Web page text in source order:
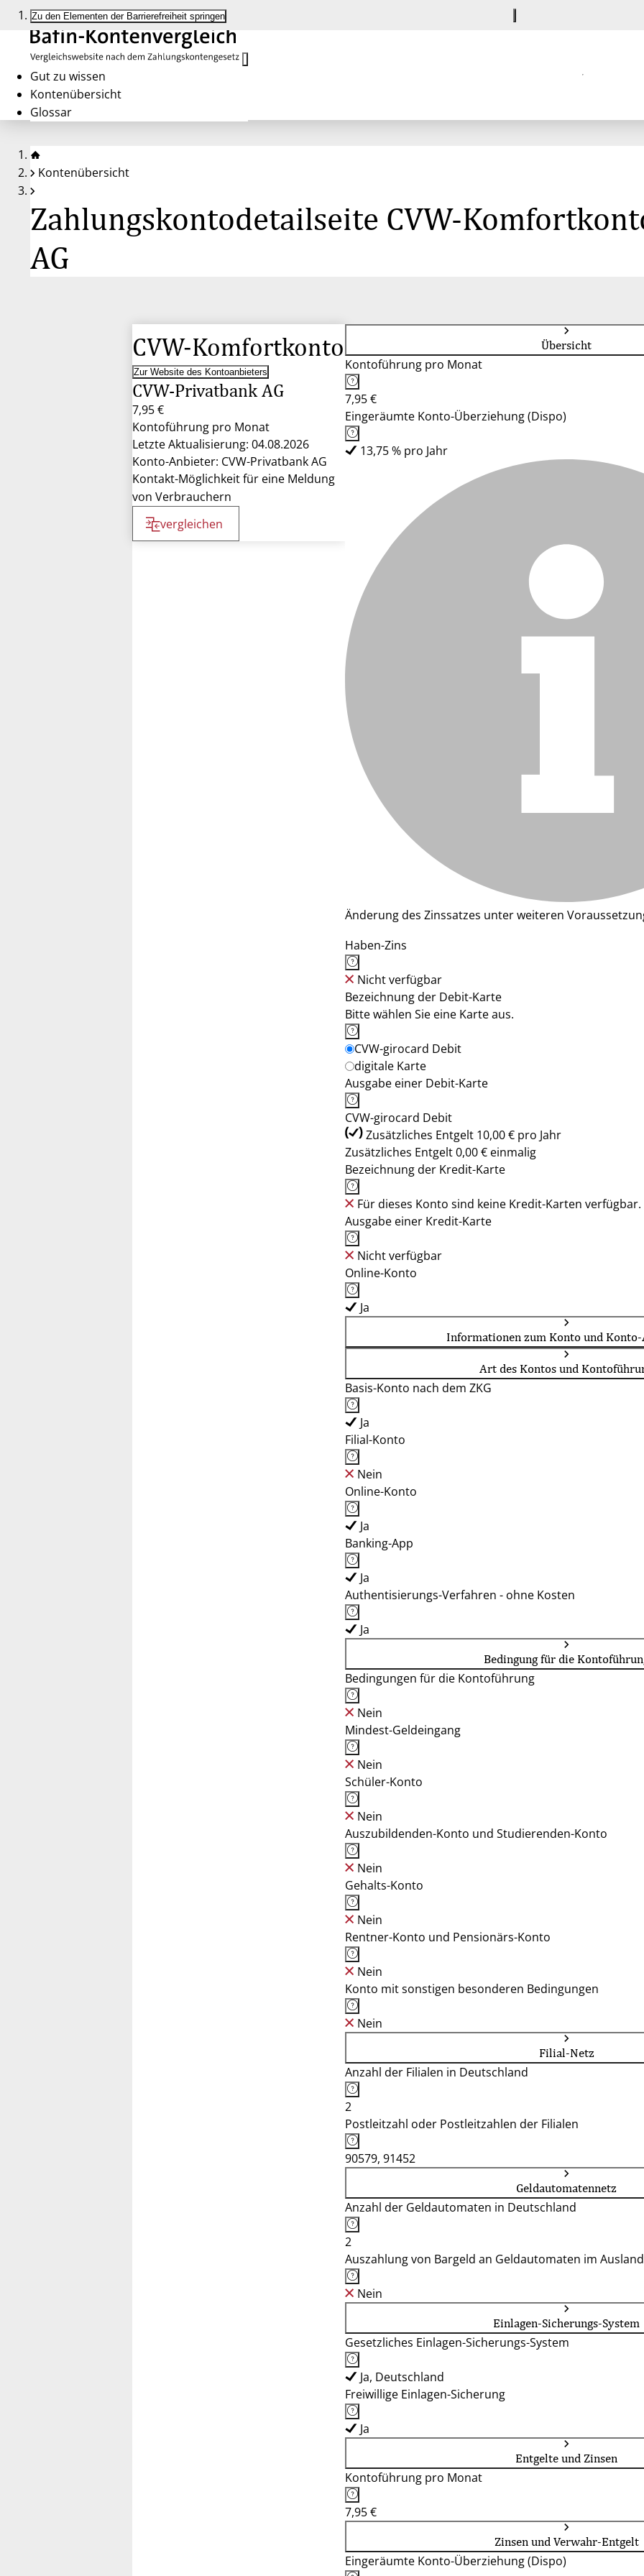
Zu den Elementen der Barrierefreiheit springen
Gut zu wissen
Kontenübersicht
Glossar
Kontenübersicht
Zahlungskontodetailseite CVW-
AG
CVW-Komfortkonto
Zur Website des Kontoanbieters
CVW-Privatbank AG
7,95 €
Kontoführung pro Monat
Letzte Aktualisierung: 04.08.2026
Konto-Anbieter: CVW-Privatbank AG
Kontakt-Möglichkeit für eine Meldung
von Verbrauchern
vergleichen
Übersicht
Kontoführung pro Monat
7,95 €
Eingeräumte Konto-Überziehung (Dispo)
13,75 % pro Jahr
Änderung des Zinssatzes unter weiteren
Haben-Zins
Nicht verfügbar
Bezeichnung der Debit-Karte
Bitte wählen Sie eine Karte aus.
CVW-girocard Debit
digitale Karte
Ausgabe einer Debit-Karte
CVW-girocard Debit
Zusätzliches Entgelt 10,00 € pro Jahr
Zusätzliches Entgelt 0,00 € einmalig
Bezeichnung der Kredit-Karte
Für dieses Konto sind keine Kredit-Karten verfügbar.
Ausgabe einer Kredit-Karte
Nicht verfügbar
Online-Konto
Ja
Informationen zum Konto und
Art des Kontos und
Basis-Konto nach dem ZKG
Ja
Filial-Konto
Nein
Online-Konto
Ja
Banking-App
Ja
Authentisierungs-Verfahren - ohne Kosten
Ja
Bedingung für die
Bedingungen für die Kontoführung
Nein
Mindest-Geldeingang
Nein
Schüler-Konto
Nein
Auszubildenden-Konto und Studierenden-Konto
Nein
Gehalts-Konto
Nein
Rentner-Konto und Pensionärs-Konto
Nein
Konto mit sonstigen besonderen Bedingungen
Nein
Filial-Netz
Anzahl der Filialen in Deutschland
2
Postleitzahl oder Postleitzahlen der Filialen
90579, 91452
Geldautomatennetz
Anzahl der Geldautomaten in Deutschland
2
Auszahlung von Bargeld an Geldautomaten im
Nein
Einlagen-Sicherungs-System
Gesetzliches Einlagen-Sicherungs-System
Ja, Deutschland
Freiwillige Einlagen-Sicherung
Ja
Entgelte und Zinsen
Kontoführung pro Monat
7,95 €
Zinsen und Verwahr-Entgelt
Eingeräumte Konto-Überziehung (Dispo)